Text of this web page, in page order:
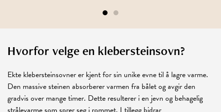
Hvorfor velge en klebersteinsovn?
Ekte klebersteinsovner er kjent for sin unike evne til å lagre varme.
Den massive steinen absorberer varmen fra bålet og avgir den
gradvis over mange timer. Dette resulterer i en jevn og behagelig